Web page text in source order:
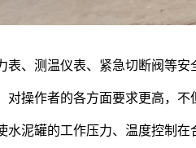
表、测温仪表、紧急切断阀等安
对操作者的各方面要求更高，
水泥罐的工作压力、温度控制